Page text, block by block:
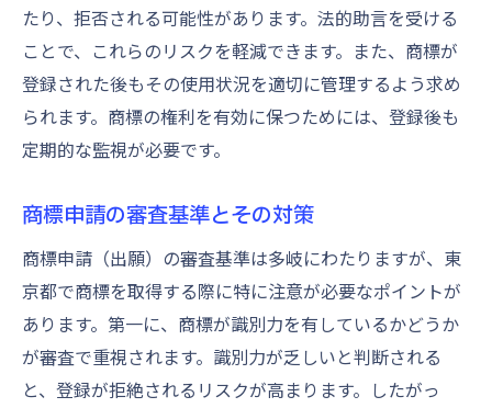
たり、拒否される可能性があります。法的助言を受ける
ことで、これらのリスクを軽減できます。また、商標が
登録された後もその使用状況を適切に管理するよう求め
られます。商標の権利を有効に保つためには、登録後も
定期的な監視が必要です。
商標申請の審査基準とその対策
商標申請（出願）の審査基準は多岐にわたりますが、東
京都で商標を取得する際に特に注意が必要なポイントが
あります。第一に、商標が識別力を有しているかどうか
が審査で重視されます。識別力が乏しいと判断される
と、登録が拒絶されるリスクが高まります。したがっ